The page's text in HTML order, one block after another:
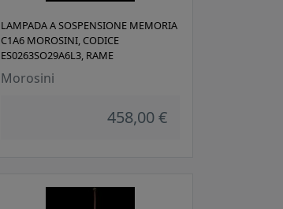
LAMPADA A SOSPENSIONE MEMORIA
C1A6 MOROSINI, CODICE
ES0263SO29A6L3, RAME
Morosini
458,00 €